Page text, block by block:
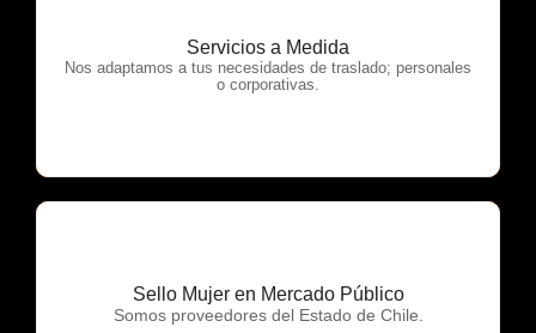
Servicios a Medida
Nos adaptamos a tus necesidades de traslado; personales
o corporativas.
OTP Servicios
Sello Mujer en Mercado Público
Somos proveedores del Estado de Chile.
OTP Servicios